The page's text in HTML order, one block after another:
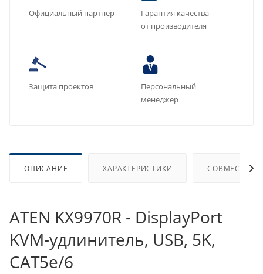
Официальный партнер
Гарантия качества
от производителя
Защита проектов
Персональный
менеджер
ОПИСАНИЕ ХАРАКТЕРИСТИКИ
ATEN KX9970R - DisplayPort
KVM-удлинитель, USB, 5K,
CAT5e/6